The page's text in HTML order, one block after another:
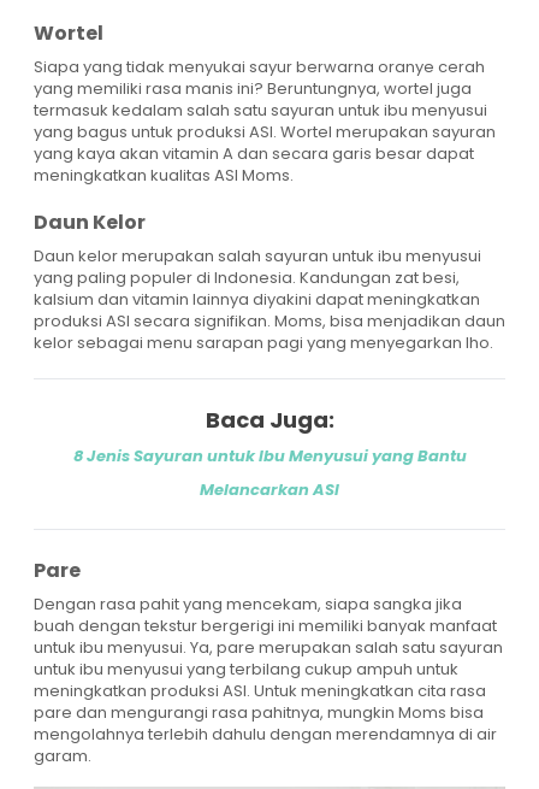
Wortel
Siapa yang tidak menyukai sayur berwarna oranye cerah
yang memiliki rasa manis ini? Beruntungnya, wortel juga
termasuk kedalam salah satu sayuran untuk ibu menyusui
yang bagus untuk produksi ASI. Wortel merupakan sayuran
yang kaya akan vitamin A dan secara garis besar dapat
meningkatkan kualitas ASI Moms.
Daun Kelor
Daun kelor merupakan salah sayuran untuk ibu menyusui
yang paling populer di Indonesia. Kandungan zat besi,
kalsium dan vitamin lainnya diyakini dapat meningkatkan
produksi ASI secara signifikan. Moms, bisa menjadikan daun
kelor sebagai menu sarapan pagi yang menyegarkan lho.
Baca Juga:
8 Jenis Sayuran untuk Ibu Menyusui yang Bantu
Melancarkan ASI
Pare
Dengan rasa pahit yang mencekam, siapa sangka jika
buah dengan tekstur bergerigi ini memiliki banyak manfaat
untuk ibu menyusui. Ya, pare merupakan salah satu sayuran
untuk ibu menyusui yang terbilang cukup ampuh untuk
meningkatkan produksi ASI. Untuk meningkatkan cita rasa
pare dan mengurangi rasa pahitnya, mungkin Moms bisa
mengolahnya terlebih dahulu dengan merendamnya di air
garam.